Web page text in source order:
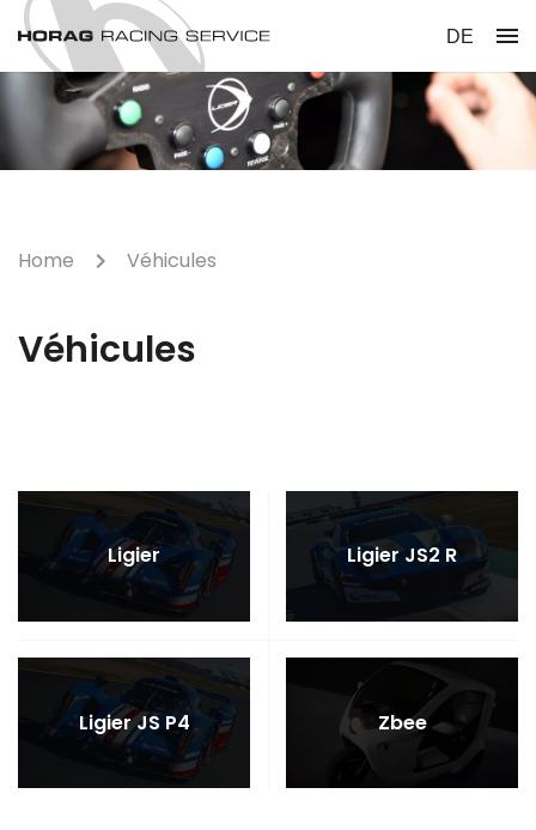
DE menu
Home Véhicules
Véhicules
Ligier Ligier JS2 R
Ligier JS P4 Zbee